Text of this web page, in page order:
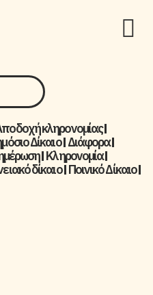
κληρονομίας
Δίκαιο Διάφορα
Kληρονομία
δίκαιο Ποινικό Δίκαιο